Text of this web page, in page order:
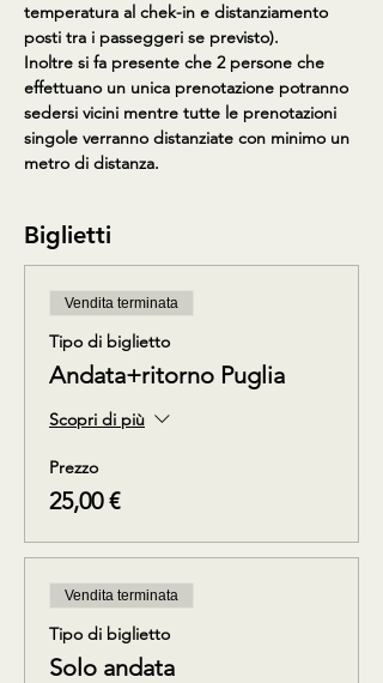
temperatura al chek-in e distanziamento
posti tra i passeggeri se previsto).
Inoltre si fa presente che 2 persone che
effettuano un unica prenotazione potranno
sedersi vicini mentre tutte le prenotazioni
singole verranno distanziate con minimo un
metro di distanza.
Biglietti
Vendita terminata
Tipo di biglietto
Andata+ritorno Puglia
Scopri di più
Prezzo
25,00 €
Vendita terminata
Tipo di biglietto
Solo andata